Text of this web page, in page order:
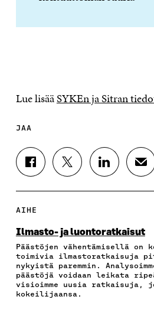
Lue lisääSYKEn ja Sitran
JAA
J
A
A
E
O
O
K
I
S
J
A
T
E
R
I
S
S
J
A
K
D
I
N
I
J
A
K
P
O
S
AIHE
Ilmasto- ja luontoratkaisut
Päästöjen vähentämisellä
toimivia ilmastoratkaisuja
nykyistä paremmin.
päästöjä voidaan leikata
visioimme uusia ratkaisuja,
kokeilijaansa.